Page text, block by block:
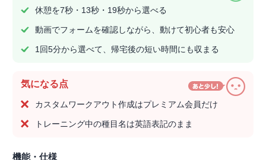
休憩を7秒・13秒・19秒から選べる
動画でフォームを確認しながら、動けて初心者も安心
1回5分から選べて、帰宅後の短い時間にも収まる
気になる点
カスタムワークアウト作成はプレミアム会員だけ
トレーニング中の種目名は英語表記のまま
機能・仕様